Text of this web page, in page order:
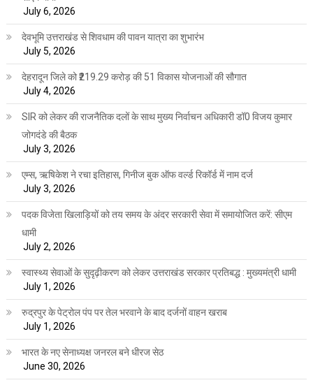
July 6, 2026
देवभूमि उत्तराखंड से शिवधाम की पावन यात्रा का शुभारंभ
July 5, 2026
देहरादून जिले को ₹219.29 करोड़ की 51 विकास योजनाओं की सौगात
July 4, 2026
SIR को लेकर की राजनैतिक दलों के साथ मुख्य निर्वाचन अधिकारी डॉ0 विजय कुमार
जोगदंडे की बैठक
July 3, 2026
एम्स, ऋषिकेश ने रचा इतिहास, गिनीज बुक ऑफ वर्ल्ड रिकॉर्ड में नाम दर्ज
July 3, 2026
पदक विजेता खिलाड़ियों को तय समय के अंदर सरकारी सेवा में समायोजित करें: सीएम
धामी
July 2, 2026
स्वास्थ्य सेवाओं के सुदृढ़ीकरण को लेकर उत्तराखंड सरकार प्रतिबद्ध : मुख्यमंत्री धामी
July 1, 2026
रुद्रपुर के पेट्रोल पंप पर तेल भरवाने के बाद दर्जनों वाहन खराब
July 1, 2026
भारत के नए सेनाध्यक्ष जनरल बने धीरज सेठ
June 30, 2026